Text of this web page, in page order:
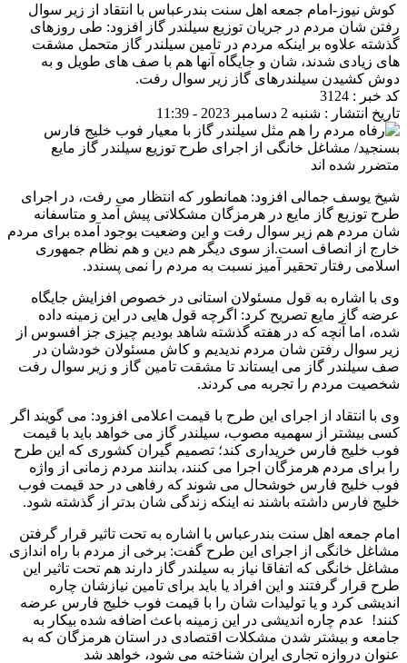
کوش نیوز-امام جمعه اهل سنت بندرعباس با انتقاد از زیر سوال
رفتن شان مردم در جریان توزیع سیلندر گاز افزود: طی روزهای
گذشته علاوه بر اینکه مردم در تامین سیلندر گاز متحمل مشقت
های زیادی شدند، شان و جایگاه آنها هم با صف های طویل و به
دوش کشیدن سیلندرهای گاز زیر سوال رفت.
کد خبر : 3124
تاریخ انتشار : شنبه 2 دسامبر 2023 - 11:39
شیخ یوسف جمالی افزود: همانطور که انتظار می رفت، در اجرای
طرح توزیع گاز مایع در هرمزگان مشکلاتی پیش آمد و متاسفانه
شان مردم هم زیر سوال رفت و این وضعیت بوجود آمده برای مردم
خارج از انصاف است.از سوی دیگر هم دین و هم نظام جمهوری
اسلامی رفتار تحقیر آمیز نسبت به مردم را نمی پسندد.
وی با اشاره به قول مسئولان استانی در خصوص افزایش جایگاه
عرضه گاز مایع تصریح کرد: اگرچه قول هایی در این زمینه داده
شده، اما آنچه که در هفته گذشته شاهد بودیم چیزی جز افسوس از
زیر سوال رفتن شان مردم ندیدیم و کاش مسئولان خودشان در
صف سیلندر گاز می ایستاند تا مشقت تامین گاز و زیر سوال رفت
شخصیت مردم را تجربه می کردند.
وی با انتقاد از اجرای این طرح با قیمت اعلامی افزود: می گویند اگر
کسی بیشتر از سهمیه مصوب، سیلندر گاز می خواهد باید با قیمت
فوب خلیج فارس خریداری کند؛ تصمیم گیران کشوری که این طرح
را برای مردم هرمزگان اجرا می کنند، بدانند مردم زمانی از واژه
فوب خلیج فارس خوشحال می شوند که رفاهی در حد قیمت فوب
خلیج فارس داشته باشند نه اینکه زندگی شان بدتر از گذشته شود.
امام جمعه اهل سنت بندرعباس با اشاره به تحت تاثیر قرار گرفتن
مشاغل خانگی از اجرای این طرح گفت: برخی از مردم با راه اندازی
مشاغل خانگی که اتفاقا نیاز به سیلندر گاز دارند هم تحت تاثیر این
طرح قرار گرفتند و این افراد یا باید برای تامین نیازشان چاره
اندیشی کرد و یا تولیدات شان را با قیمت فوب خلیج فارس عرضه
کنند! عدم چاره اندیشی در این زمینه باعث اضافه شده بیکار به
جامعه و بیشتر شدن مشکلات اقتصادی در استان هرمزگان که به
عنوان دروازه تجاری ایران شناخته می شود، خواهد شد